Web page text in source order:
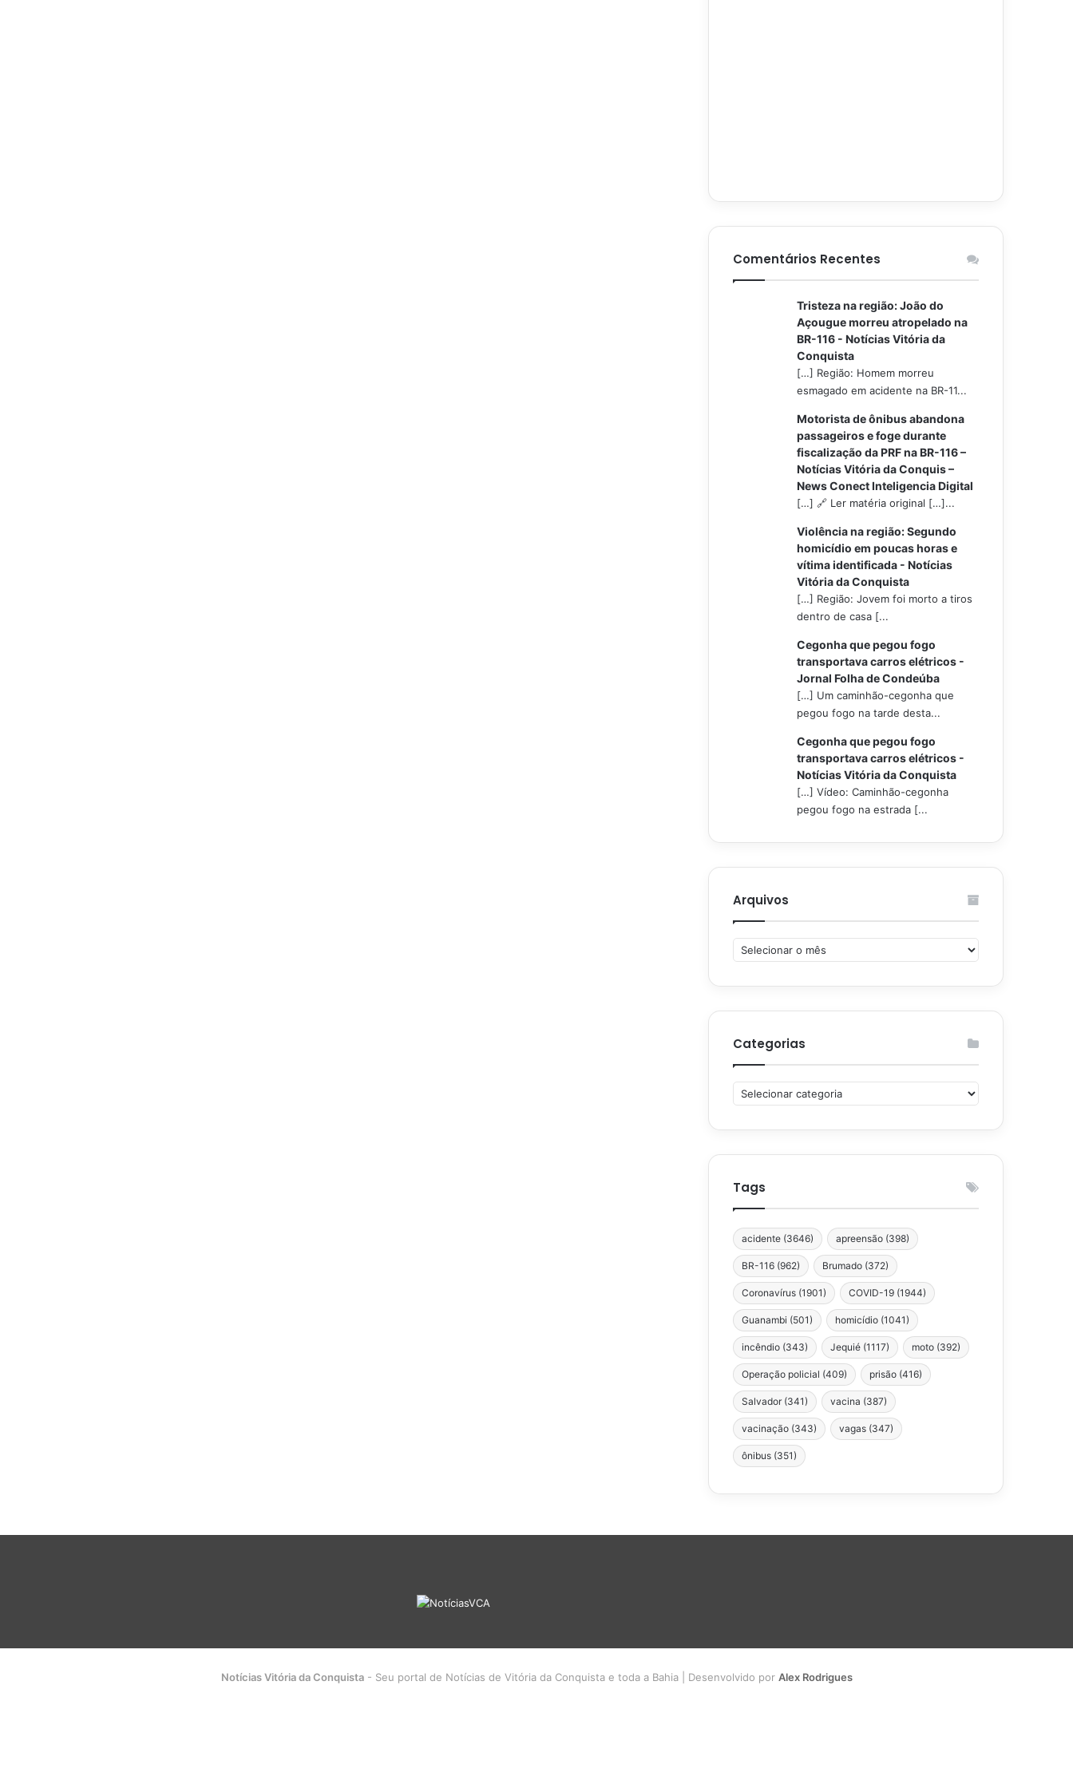
Comentários Recentes
Tristeza na região: João do
Açougue morreu atropelado na
BR-116 - Notícias Vitória da
Conquista
[…] Região: Homem morreu
esmagado em acidente na BR-11...
Motorista de ônibus abandona
passageiros e foge durante
fiscalização da PRF na BR-116 –
Notícias Vitória da Conquis –
News Conect Inteligencia Digital
[…] 🔗 Ler matéria original […]...
Violência na região: Segundo
homicídio em poucas horas e
vítima identificada - Notícias
Vitória da Conquista
[…] Região: Jovem foi morto a tiros
dentro de casa [...
Cegonha que pegou fogo
transportava carros elétricos -
Jornal Folha de Condeúba
[…] Um caminhão-cegonha que
pegou fogo na tarde desta...
Cegonha que pegou fogo
transportava carros elétricos -
Notícias Vitória da Conquista
[…] Vídeo: Caminhão-cegonha
pegou fogo na estrada [...
Arquivos
Arquivos
Categorias
Categorias
Tags
acidente (3646) apreensão (398)
BR-116 (962) Brumado (372)
Coronavírus (1901) COVID-19 (1944)
Guanambi (501) homicídio (1041)
incêndio (343) Jequié (1117) moto (392)
Operação policial (409) prisão (416)
Salvador (341) vacina (387)
vacinação (343) vagas (347)
ônibus (351)
Notícias Vitória da Conquista- Seu portal de Notícias de Vitória da Conquista e toda a Bahia | Desenvolvido por Alex Rodrigues